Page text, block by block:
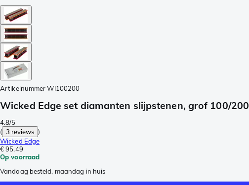
Artikelnummer WI100200
Wicked Edge set diamanten slijpstenen, grof 100/200
4.8/5
( 3 reviews )
Wicked Edge
€ 95,49
Op voorraad
Vandaag besteld, maandag in huis